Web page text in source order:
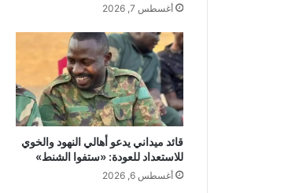
أغسطس 7, 2026
قائد ميداني يدعو أهالي النهود والخوي
للاستعداد للعودة: «ستفوا الشنط»
أغسطس 6, 2026